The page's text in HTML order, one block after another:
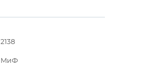
2138
МиФ